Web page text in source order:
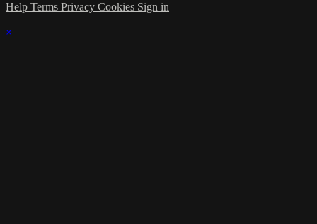
Help Terms Privacy Cookies Sign in
×